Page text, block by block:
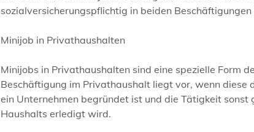
sozialversicherungspflichtig in beiden Beschäftigungen
Minijob in Privathaushalten
Minijobs in Privathaushalten sind eine spezielle Form
Beschäftigung im Privathaushalt liegt vor, wenn
ein Unternehmen begründet ist und die Tätigkeit
Haushalts erledigt wird.